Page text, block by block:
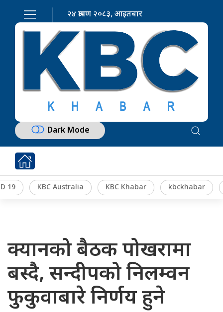
२४ श्रावण २०८३, आइतबार
Dark Mode
19 KBC Australia KBC Khabar kbckhabar
क्यानको बैठक पोखरामा
बस्दै, सन्दीपको निलम्वन
फुकुवाबारे निर्णय हुने